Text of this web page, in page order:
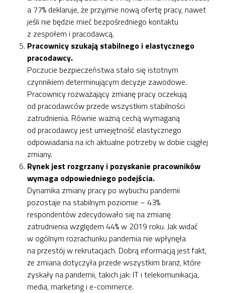
a 77% deklaruje, że przyjmie nową ofertę pracy, nawet
jeśli nie będzie mieć bezpośredniego kontaktu
z zespołem i pracodawcą.
Pracownicy szukają stabilnego i elastycznego
pracodawcy.
Poczucie bezpieczeństwa stało się istotnym
czynnikiem determinującym decyzje zawodowe.
Pracownicy rozważający zmianę pracy oczekują
od pracodawców przede wszystkim stabilności
zatrudnienia. Równie ważną cechą wymaganą
od pracodawcy jest umiejętność elastycznego
odpowiadania na ich aktualne potrzeby w dobie ciągłej
zmiany.
Rynek jest rozgrzany i pozyskanie pracowników
wymaga odpowiedniego podejścia.
Dynamika zmiany pracy po wybuchu pandemii
pozostaje na stabilnym poziomie – 43%
respondentów zdecydowało się na zmianę
zatrudnienia względem 44% w 2019 roku. Jak widać
w ogólnym rozrachunku pandemia nie wpłynęła
na przestój w rekrutacjach. Dobrą informacją jest fakt,
że zmiana dotyczyła przede wszystkim branż, które
zyskały na pandemii, takich jak: IT i telekomunikacja,
media, marketing i e-commerce.